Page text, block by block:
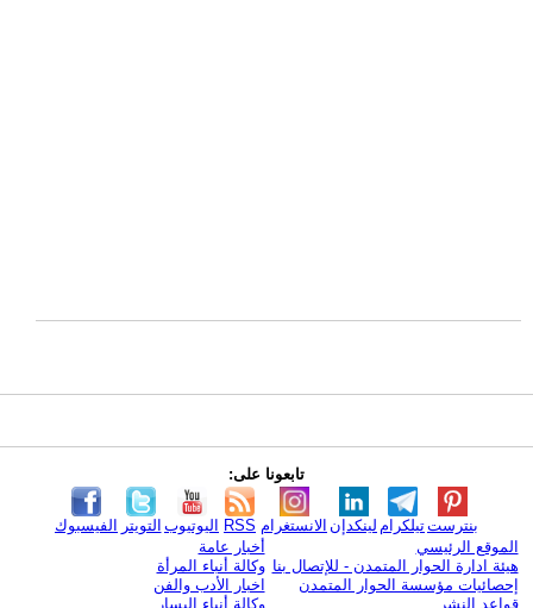
تابعونا على:
الفيسبوك التويتر اليوتيوب RSS الانستغرام لينكدإن تيلكرامبنترست
الموقع الرئيسي
هيئة ادارة الحوار المتمدن - للإتصال بنا
إحصائيات مؤسسة الحوار المتمدن
قواعد النشر
أخبار عامة
وكالة أنباء المرأة
اخبار الأدب والفن
وكالة أنباء اليسار